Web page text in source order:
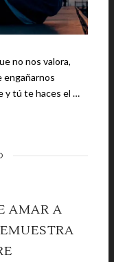
no nos valora,
engañarnos
y tú te haces el …
AMAR A